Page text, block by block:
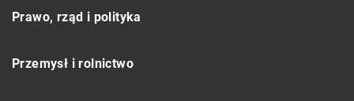
Prawo, rząd i polityka
Przemysł i rolnictwo